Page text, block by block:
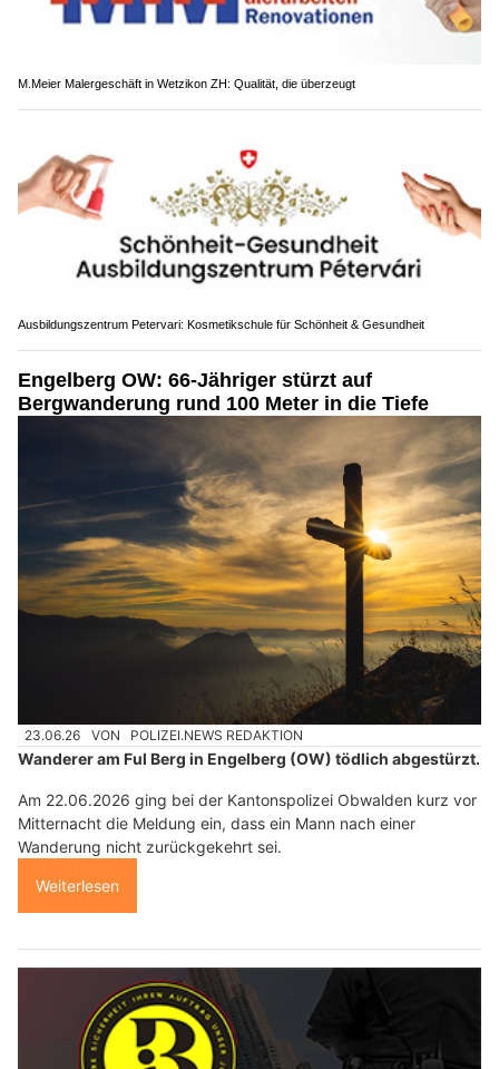
M.Meier Malergeschäft in Wetzikon ZH: Qualität, die überzeugt
Ausbildungszentrum Petervari: Kosmetikschule für Schönheit & Gesundheit
Engelberg OW: 66-Jähriger stürzt auf
Bergwanderung rund 100 Meter in die Tiefe
23.06.26 VON POLIZEI.NEWS REDAKTION
Wanderer am Ful Berg in Engelberg (OW) tödlich abgestürzt.
Am 22.06.2026 ging bei der Kantonspolizei Obwalden kurz vor
Mitternacht die Meldung ein, dass ein Mann nach einer
Wanderung nicht zurückgekehrt sei.
Weiterlesen